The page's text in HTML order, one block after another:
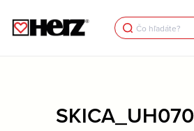
Search
for: